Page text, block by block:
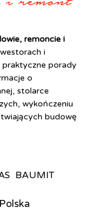
remoncie i
i
praktyczne porady
o
stolarce
wykończeniu
budowę
BAUMIT